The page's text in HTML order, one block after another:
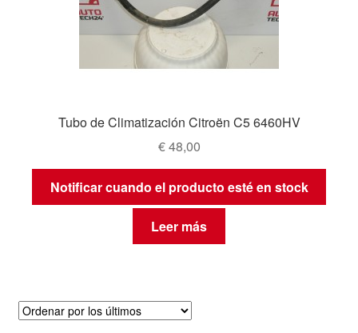
Tubo de Climatización Citroën C5 6460HV
€48,00
Notificar cuando el producto esté en stock
Leer más